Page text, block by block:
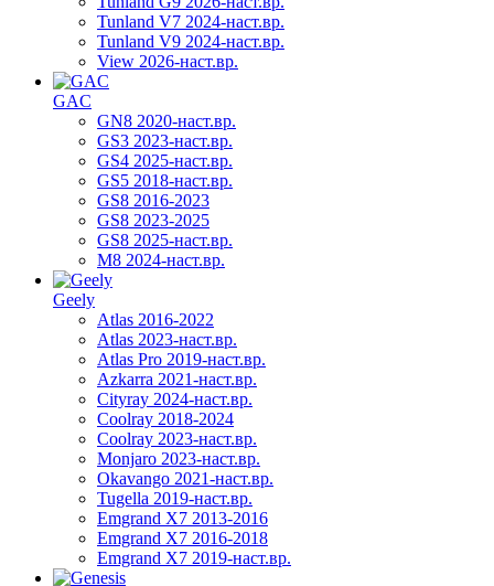
Tunland V7 2024-наст.вр.
Tunland V9 2024-наст.вр.
View 2026-наст.вр.
GAC
GN8 2020-наст.вр.
GS3 2023-наст.вр.
GS4 2025-наст.вр.
GS5 2018-наст.вр.
GS8 2016-2023
GS8 2023-2025
GS8 2025-наст.вр.
M8 2024-наст.вр.
Geely
Atlas 2016-2022
Atlas 2023-наст.вр.
Atlas Pro 2019-наст.вр.
Azkarra 2021-наст.вр.
Cityray 2024-наст.вр.
Coolray 2018-2024
Coolray 2023-наст.вр.
Monjaro 2023-наст.вр.
Okavango 2021-наст.вр.
Tugella 2019-наст.вр.
Emgrand Х7 2013-2016
Emgrand X7 2016-2018
Emgrand X7 2019-наст.вр.